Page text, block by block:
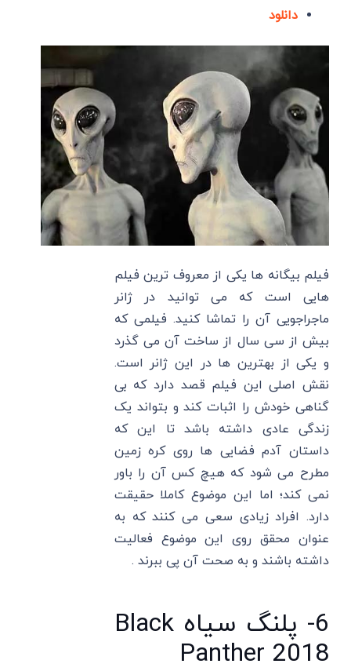
دانلود
فیلم بیگانه ها یکی از معروف ترین فیلم
هایی است که می توانید در ژانر
ماجراجویی آن را تماشا کنید. فیلمی که
بیش از سی سال از ساخت آن می‌ گذرد
و یکی از بهترین ها در این ژانر است.
نقش اصلی این فیلم قصد دارد که بی
گناهی خودش را اثبات کند و بتواند یک
زندگی عادی داشته باشد تا این که
داستان آدم فضایی ها روی کره زمین
مطرح می‌ شود که هیچ کس آن را باور
نمی‌ کند؛ اما این موضوع کاملا حقیقت
دارد. افراد زیادی سعی می‌ کنند که به
عنوان محقق روی این موضوع فعالیت
داشته باشند و به صحت آن پی ببرند .
6- پلنگ سیاه Black
Panther 2018